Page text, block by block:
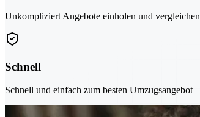
Unkompliziert Angebote einholen und vergleichen
Schnell
Schnell und einfach zum besten Umzugsangebot